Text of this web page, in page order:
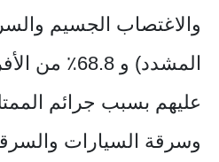
والاغتصاب الجسيم
المشدد) و
عليهم بسبب جرائم
وسرقة السيارات